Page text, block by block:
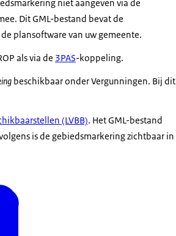
niet aangeven via de
Dit GML-bestand bevat de
plansoftware van uw gemeente.
als via de 3PAS-koppeling.
beschikbaar onder Vergunningen. Bij dit
(LVBB). Het GML-bestand
is de gebiedsmarkering zichtbaar in